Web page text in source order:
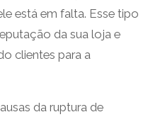
está em falta. Esse tipo
da sua loja e
clientes para a
da ruptura de